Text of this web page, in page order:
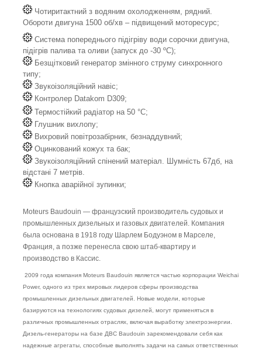
Чотиритактний з водяним охолодженням, рядний.
Обороти двигуна 1500 об/хв – підвищений моторесурс;
Система попереднього підігріву води сорочки двигуна,
підігрів палива та оливи (запуск до -30 ºС);
Безщітковий генератор змінного струму синхронного
типу;
Звукоізоляційний навіс;
Контролер Datakom D309;
Термостійкий радіатор на 50 °C;
Глушник вихлопу;
Вихровий повітрозабірник, безнаддувний;
Оцинкований кожух та бак;
Звукоізоляційний спінений матеріал. Шумність 67дб, на
відстані 7 метрів.
Кнопка аварійної зупинки;
Moteurs Baudouin — французский производитель судовых и
промышленных дизельных и газовых двигателей. Компания
была основана в 1918 году Шарлем Бодуэном в Марселе,
Франция, а позже перенесла свою штаб-квартиру и
производство в Кассис.
2009 года компания Moteurs Baudouin является частью корпорации Weichai
Power, одного из трех мировых лидеров сферы производства
промышленных дизельных двигателей. Новые модели, которые
базируются на технологиях судовых дизелей, могут применяться в
различных промышленных отраслях, включая выработку электроэнергии.
Дизель-генераторы на базе ДВС Baudouin зарекомендовали себя как
надежные агрегаты, способные выполнять задачи на самых ответственных